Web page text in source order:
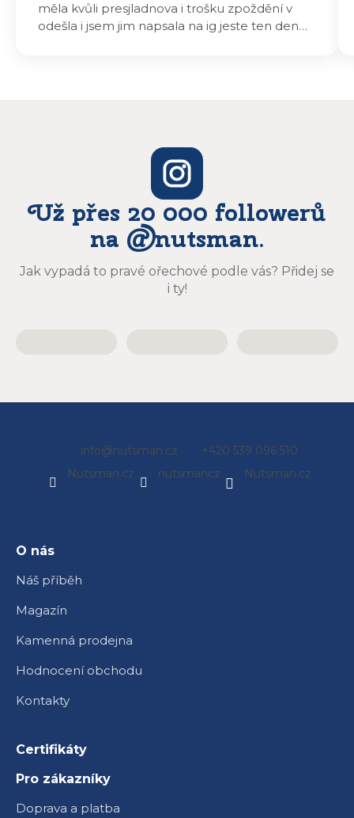
měla kvůli presjladnova i trošku zpoždění v
odešla i jsem jim napsala na ig jeste ten den
Už přes 20 000 followerů
na @nutsman.
Jak vypadá to pravé ořechové podle vás? Přidej se
i ty!
info@nutsman.cz
+420 539 096 510
Nutsman.cz
nutsmancz Nutsman.cz
O nás
Náš příběh
Magazín
Kamenná prodejna
Hodnocení obchodu
Kontakty
Certifikáty
Pro zákazníky
Doprava a platba